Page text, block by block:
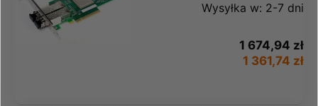
Wysyłka w: 2-7 dni
1 674,94 zł
1 361,74 zł